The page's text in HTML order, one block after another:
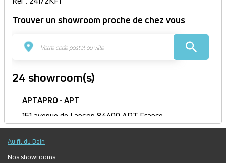
Trouver un showroom proche de chez vous
24 showroom(s)
APTAPRO - APT
151 avenue de Lançon 84400 APT France
Itinéraire
Fermé
Jour
Plage
Lundi :
Au fil du Bain
Nos showrooms